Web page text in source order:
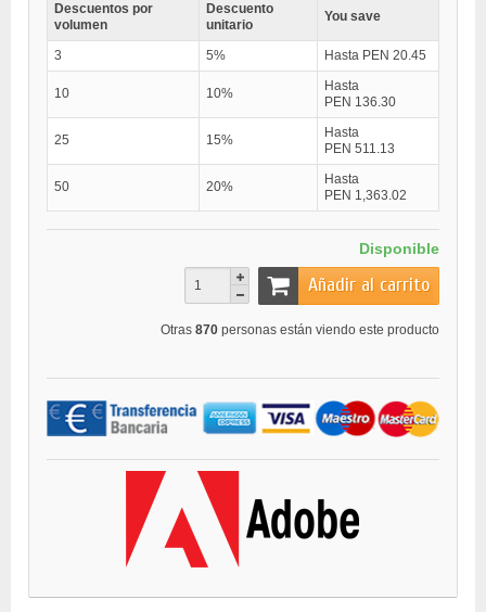
Descuentos por
volumen
Descuento
unitario
You save
3 5% Hasta PEN 20.45
10 10%
Hasta
PEN 136.30
25 15%
Hasta
PEN 511.13
50 20%
Hasta
PEN 1,363.02
Disponible
Añadir al carrito
Otras 870 personas están viendo este producto